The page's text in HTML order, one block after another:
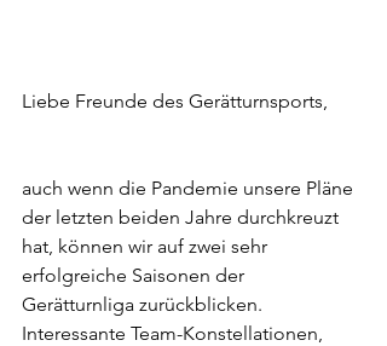
Liebe Freunde des Gerätturnsports,
auch wenn die Pandemie unsere Pläne
der letzten beiden Jahre durchkreuzt
hat, können wir auf zwei sehr
erfolgreiche Saisonen der
Gerätturnliga zurückblicken.
Interessante Team-Konstellationen,